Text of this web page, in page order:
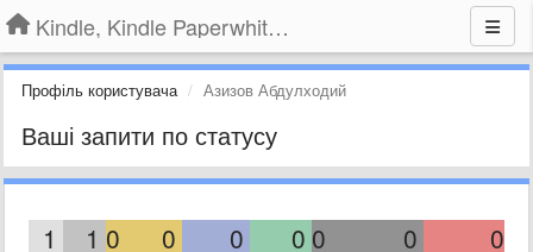
Kindle, Kindle Paperwhite, Kindle Voyage
Профіль користувача Азизов Абдулходий
Ваші запити по статусу
1 1 0 0 0 0 0 0 0